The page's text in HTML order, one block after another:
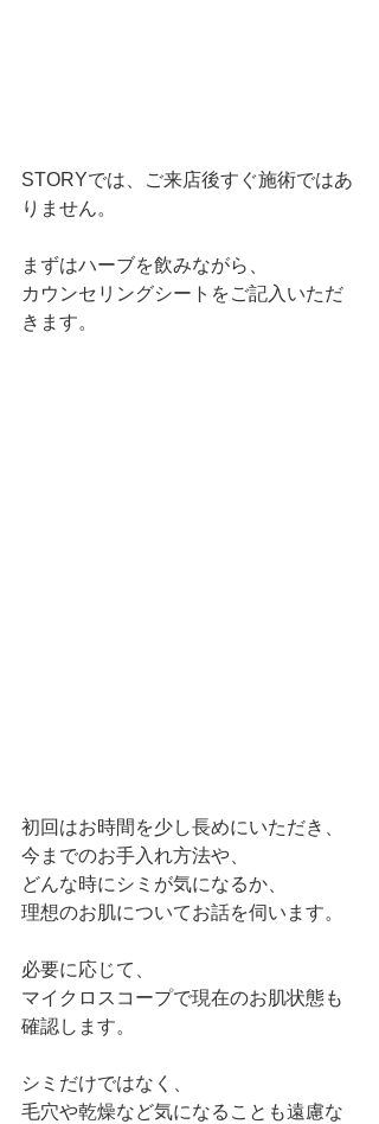
STORYでは、ご来店後すぐ施術ではあ
りません。
まずはハーブを飲みながら、
カウンセリングシートをご記入いただ
きます。
初回はお時間を少し長めにいただき、
今までのお手入れ方法や、
どんな時にシミが気になるか、
理想のお肌についてお話を伺います。
必要に応じて、
マイクロスコープで現在のお肌状態も
確認します。
シミだけではなく、
毛穴や乾燥など気になることも遠慮な